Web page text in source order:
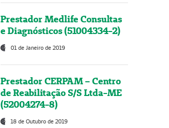
Prestador Medlife Consultas
e Diagnósticos (51004334-2)
01 de Janeiro de 2019
Prestador CERPAM – Centro
de Reabilitação S/S Ltda-ME
(52004274-8)
18 de Outubro de 2019